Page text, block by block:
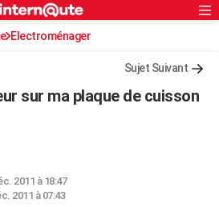
S'inscrire
Connexion
Electroménager
Sujet Suivant
sur ma plaque de cuisson
2011 à 18:47
2011 à 07:43